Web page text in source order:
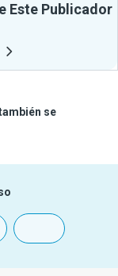
Este Publicador
se